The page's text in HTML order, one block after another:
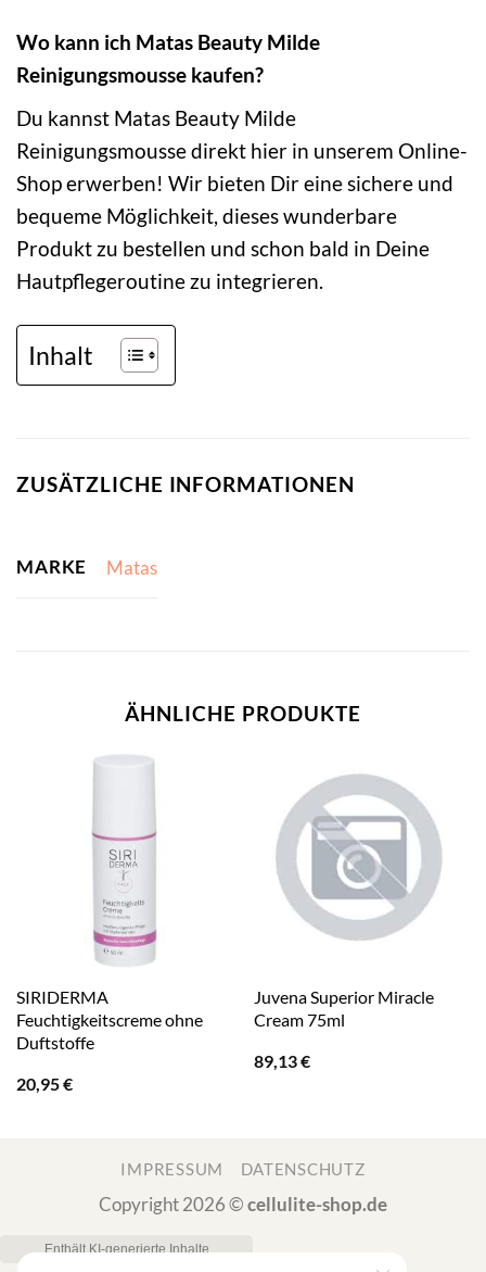
Wo kann ich Matas Beauty Milde
Reinigungsmousse kaufen?
Du kannst Matas Beauty Milde
Reinigungsmousse direkt hier in unserem Online-
Shop erwerben! Wir bieten Dir eine sichere und
bequeme Möglichkeit, dieses wunderbare
Produkt zu bestellen und schon bald in Deine
Hautpflegeroutine zu integrieren.
Inhalt
ZUSÄTZLICHE INFORMATIONEN
MARKE Matas
ÄHNLICHE PRODUKTE
SIRIDERMA
Feuchtigkeitscreme ohne
Duftstoffe
20,95€
Juvena Superior Miracle
Cream 75ml
89,13€
IMPRESSUM DATENSCHUTZ
Copyright 2026 ©cellulite-shop.de